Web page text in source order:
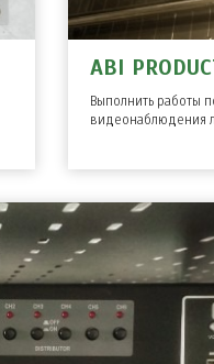
ABI
Выполнить работы
видеонаблюдения